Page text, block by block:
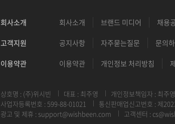
회사소개 회사소개 브랜드 미디어 채용
고객지원 공지사항 자주묻는질문 문의
이용약관 이용약관 개인정보 처리방침
상호명 : (주)위시빈 대표 : 최주영
개인정보책임자 : 최주영
사업자등록번호 : 599-88-01021
통신판매업신고번호 : 제
광고 및 제휴 : support@wishbeen.com 고객센터 :